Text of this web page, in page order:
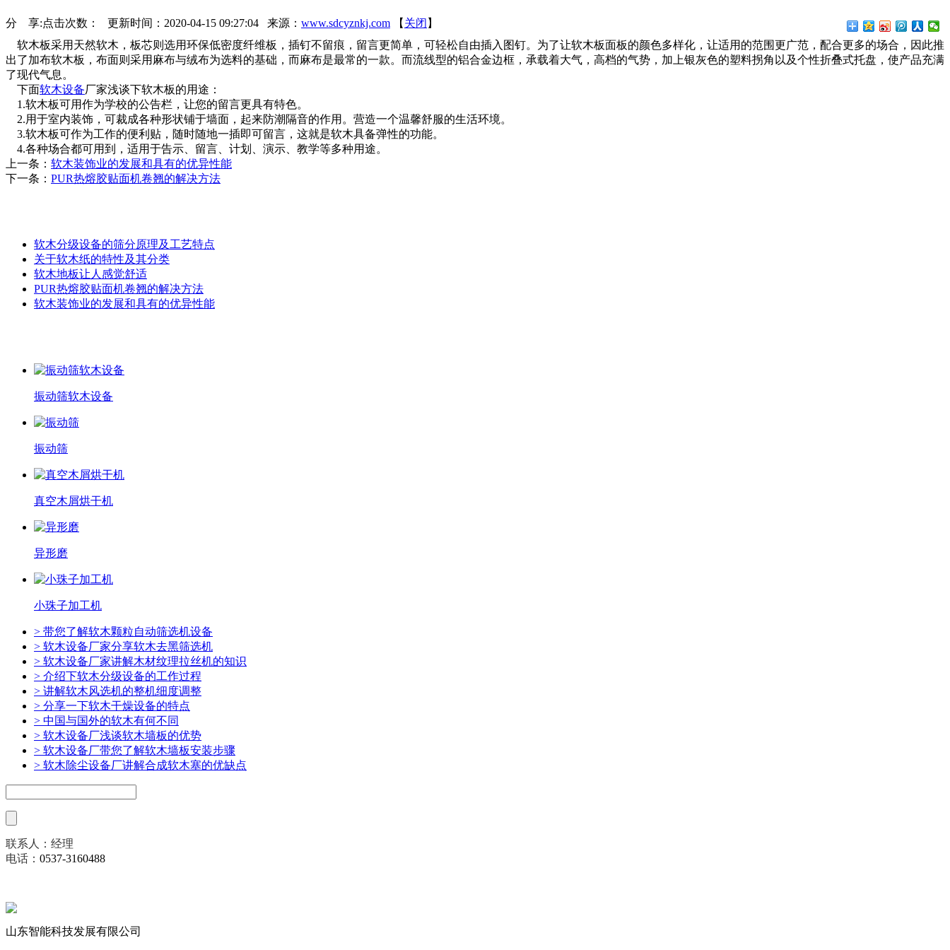
点击次数： 更新时间：2020-04-15 09:27:04 来源： www.sdcyznkj.com 【 关闭 】
分 享:
软木板采用天然软木，板芯则选用环保低密度纤维板，插钉不留痕，留言更简单，可轻松自由插入图钉。为了让软木板面板的颜色多样化，让适用的范围更广范，配合更多的场合，因此推
出了加布软木板，布面则采用麻布与绒布为选料的基础，而麻布是最常的一款。而流线型的铝合金边框，承载着大气，高档的气势，加上银灰色的塑料拐角以及个性折叠式托盘，使产品充满
了现代气息。
下面软木设备厂家浅谈下软木板的用途：
1.软木板可用作为学校的公告栏，让您的留言更具有特色。
2.用于室内装饰，可裁成各种形状铺于墙面，起来防潮隔音的作用。营造一个温馨舒服的生活环境。
3.软木板可作为工作的便利贴，随时随地一插即可留言，这就是软木具备弹性的功能。
4.各种场合都可用到，适用于告示、留言、计划、演示、教学等多种用途。
上一条： 软木装饰业的发展和具有的优异性能
下一条： PUR热熔胶贴面机卷翘的解决方法
软木分级设备的筛分原理及工艺特点
关于软木纸的特性及其分类
软木地板让人感觉舒适
PUR热熔胶贴面机卷翘的解决方法
软木装饰业的发展和具有的优异性能
振动筛软木设备
振动筛
真空木屑烘干机
异形磨
小珠子加工机
> 带您了解软木颗粒自动筛选机设备
> 软木设备厂家分享软木去黑筛选机
> 软木设备厂家讲解木材纹理拉丝机的知识
> 介绍下软木分级设备的工作过程
> 讲解软木风选机的整机细度调整
> 分享一下软木干燥设备的特点
> 中国与国外的软木有何不同
> 软木设备厂浅谈软木墙板的优势
> 软木设备厂带您了解软木墙板安装步骤
> 软木除尘设备厂讲解合成软木塞的优缺点
联系人：经理
电话： 0537-3160488
山东智能科技发展有限公司